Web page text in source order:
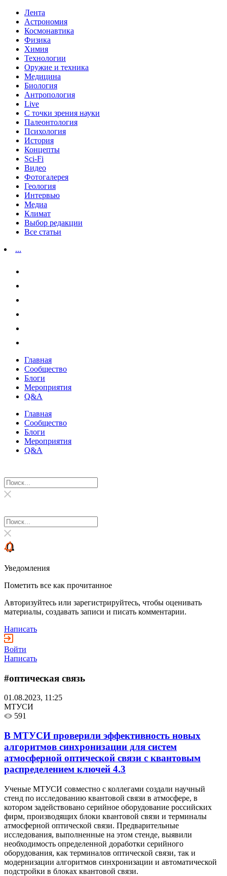
Лента
Астрономия
Космонавтика
Физика
Химия
Технологии
Оружие и техника
Медицина
Биология
Антропология
Live
С точки зрения науки
Палеонтология
Психология
История
Концепты
Sci-Fi
Видео
Фотогалерея
Геология
Интервью
Медиа
Климат
Выбор редакции
Все статьи
...
Главная
Сообщество
Блоги
Мероприятия
Q&A
Главная
Сообщество
Блоги
Мероприятия
Q&A
Уведомления
Пометить все как прочитанное
Авторизуйтесь или зарегистрируйтесь, чтобы оценивать
материалы, создавать записи и писать комментарии.
Написать
Войти
Написать
#оптическая связь
01.08.2023, 11:25
МТУСИ
591
В МТУСИ проверили эффективность новых
алгоритмов синхронизации для систем
атмосферной оптической связи с квантовым
распределением ключей 4.3
Ученые МТУСИ совместно с коллегами создали научный
стенд по исследованию квантовой связи в атмосфере, в
котором задействовано серийное оборудование российских
фирм, производящих блоки квантовой связи и терминалы
атмосферной оптической связи. Предварительные
исследования, выполненные на этом стенде, выявили
необходимость определенной доработки серийного
оборудования, как терминалов оптической связи, так и
модернизации алгоритмов синхронизации и автоматической
подстройки в блоках квантовой связи.